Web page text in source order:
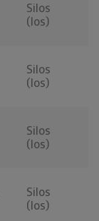
Silos
(los)
Silos
(los)
Silos
(los)
Silos
(los)